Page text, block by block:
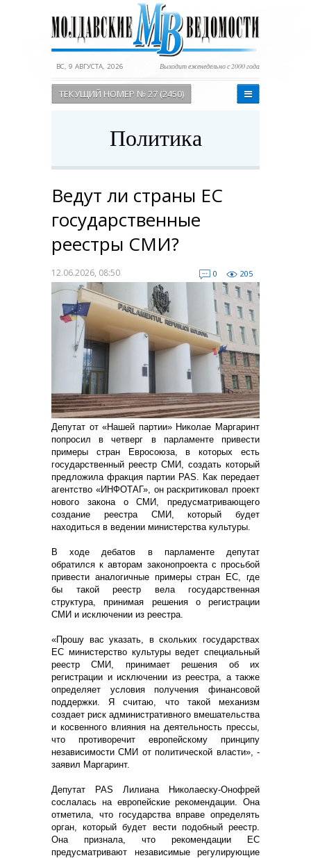
ВС, 9 АВГУСТА, 2026 Выходит еженедельно с 2000 года
ТЕКУЩИЙ НОМЕР № 27 (2450)
Политика
Ведут ли страны ЕС
государственные
реестры СМИ?
12.06.2026, 08:50 0 205
Депутат от «Нашей партии» Николае Маргаринт
попросил в четверг в парламенте привести
примеры стран Евросоюза, в которых есть
государственный реестр СМИ, создать который
предложила фракция партии PAS. Как передает
агентство «ИНФОТАГ», он раскритиковал проект
нового закона о СМИ, предусматривающего
создание реестра СМИ, который будет
находиться в ведении министерства культуры.
В ходе дебатов в парламенте депутат
обратился к авторам законопроекта с просьбой
привести аналогичные примеры стран ЕС, где
бы такой реестр вела государственная
структура, принимая решения о регистрации
СМИ и исключении из реестра.
«Прошу вас указать, в скольких государствах
ЕС министерство культуры ведет специальный
реестр СМИ, принимает решения об их
регистрации и исключении из реестра, а также
определяет условия получения финансовой
поддержки. Я считаю, что такой механизм
создает риск административного вмешательства
и косвенного влияния на деятельность прессы,
что противоречит европейскому принципу
независимости СМИ от политической власти», -
заявил Маргаринт.
Депутат PAS Лилиана Николаеску-Онофрей
сослалась на европейские рекомендации. Она
отметила, что государства вправе определять
орган, который будет вести подобный реестр.
Она признала, что рекомендации ЕС
предусматривают независимые регулирующие